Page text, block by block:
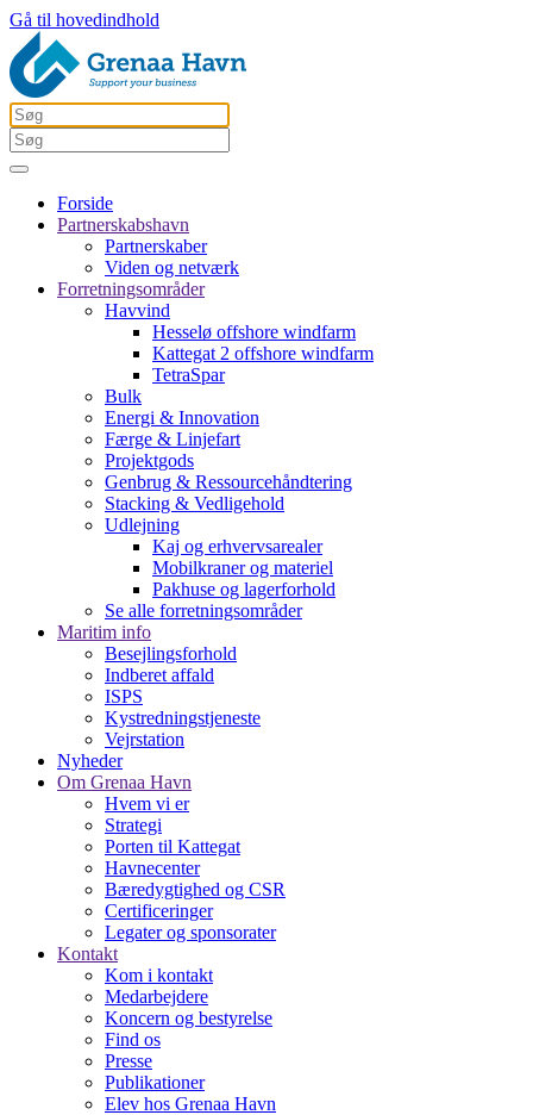
Gå til hovedindhold
Forside
Partnerskabshavn
Partnerskaber
Viden og netværk
Forretningsområder
Havvind
Hesselø offshore windfarm
Kattegat 2 offshore windfarm
TetraSpar
Bulk
Energi & Innovation
Færge & Linjefart
Projektgods
Genbrug & Ressourcehåndtering
Stacking & Vedligehold
Udlejning
Kaj og erhvervsarealer
Mobilkraner og materiel
Pakhuse og lagerforhold
Se alle forretningsområder
Maritim info
Besejlingsforhold
Indberet affald
ISPS
Kystredningstjeneste
Vejrstation
Nyheder
Om Grenaa Havn
Hvem vi er
Strategi
Porten til Kattegat
Havnecenter
Bæredygtighed og CSR
Certificeringer
Legater og sponsorater
Kontakt
Kom i kontakt
Medarbejdere
Koncern og bestyrelse
Find os
Presse
Publikationer
Elev hos Grenaa Havn